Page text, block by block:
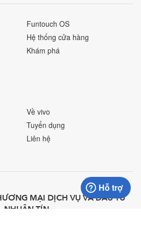
Funtouch OS
Hệ thống cửa hàng
Khám phá
Về vivo
Tuyển dụng
Liên hệ
MẠI DỊCH VỤ VÀ ĐẦU TƯ
NHUẬN TÍN
Hỗ trợ